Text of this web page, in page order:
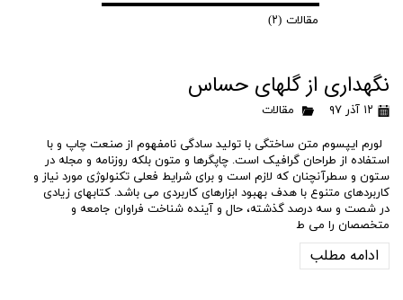
نگهداری از گلهای حساس
۱۲ آذر ۹۷ مقالات
لورم ایپسوم متن ساختگی با تولید سادگی نامفهوم از صنعت چاپ و با
استفاده از طراحان گرافیک است. چاپگرها و متون بلکه روزنامه و مجله در
ستون و سطرآنچنان که لازم است و برای شرایط فعلی تکنولوژی مورد نیاز و
کاربردهای متنوع با هدف بهبود ابزارهای کاربردی می باشد. کتابهای زیادی
در شصت و سه درصد گذشته، حال و آینده شناخت فراوان جامعه و
متخصصان را می ط
ادامه مطلب
مقالات (۲)